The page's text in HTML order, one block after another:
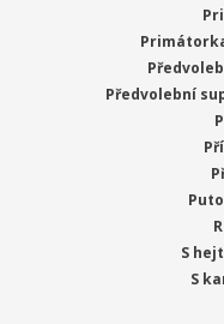
Předvolební
S
S